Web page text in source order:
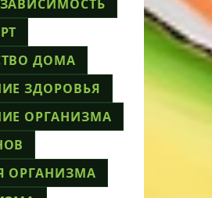
ДОМА
ЗДОРОВЬЯ
ОРГАНИЗМА
ОРГАНИЗМА